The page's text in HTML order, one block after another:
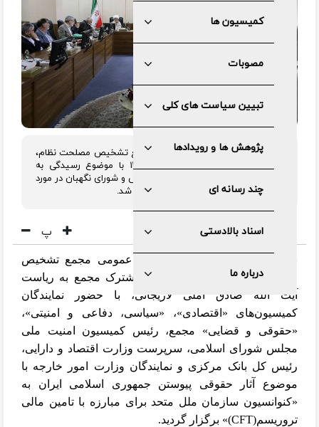
کمیسیون ها
مصوبات
تبیین سیاست های کلی
پژوهش ها و رویدادها
چند رسانه ای
اسناد بالادستی
درباره ما
پنجمین جلسه کمیسیون مشترک مجمع تشخیص مصلحت نظام،
عصر روز چهارشنبه ۲۷فرودین ماه۱۴۰۳ با موضوع رسیدگی به
موارد باقی مانده از لایحه اختلافی مجلس و شورای نگهبان در مورد
پیوستن ایران به کنوانسیون CFT برگزار شد.
پ
به گزارش مرکز رسانه و روابط عمومی مجمع تشخیص
مصلحت نظام، جلسه کمیسیون مشترک مجمع به ریاست
آیت الله صادق آملی لاریجانی، با حضور نمایندگان
کمیسیون‌های «اقتصادی»، «سیاسی، دفاعی و امنیتی»،
«حقوقی و قضایی» مجمع، رئیس کمیسیون‌ امنیت ملی
مجلس شورای اسلامی، سرپرست وزارت اقتصاد و دارایی،
رئیس کل بانک مرکزی و نمایندگان وزارت امور خارجه با
موضوع آثار حقوقی پیوستن جمهوری اسلامی ایران به
«کنوانسیون‌ سازمان ملل متحد برای مبارزه با تامین مالی
تروریسم(CFT)» برگزار گردید.